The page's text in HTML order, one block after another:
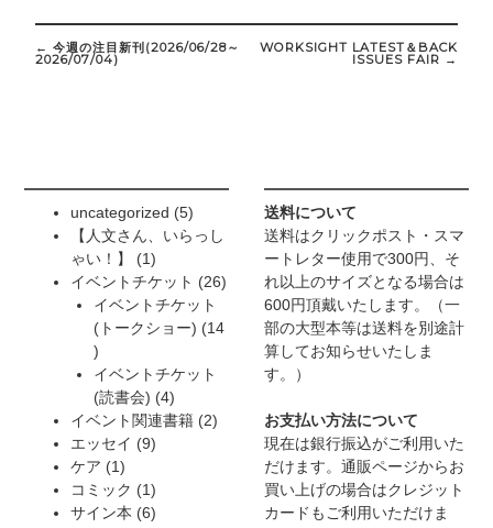
Post
navigation
← 今週の注目新刊(2026/06/28～
2026/07/04)
WORKSIGHT LATEST＆BACK
ISSUES FAIR →
uncategorized 55
個
商
品
【人文さん、いらっし
ゃい！】
11
個
の
商
イベントチケット 2626
の
イベントチケット
(トークショー)
14
14
個
の
商
品
イベントチケット
(読書会)
44
個
イベント関連書籍 22
エッセイ 99
の
商
ケア 11
個
の
コミック 11
個
サイン本 66
送料について
送料はクリックポスト・スマ
ートレター使用で300円、そ
れ以上のサイズとなる場合は
600円頂戴いたします。（一
部の大型本等は送料を別途計
算してお知らせいたしま
す。）
お支払い方法について
現在は銀行振込がご利用いた
だけます。通販ページからお
買い上げの場合はクレジット
カードもご利用いただけま